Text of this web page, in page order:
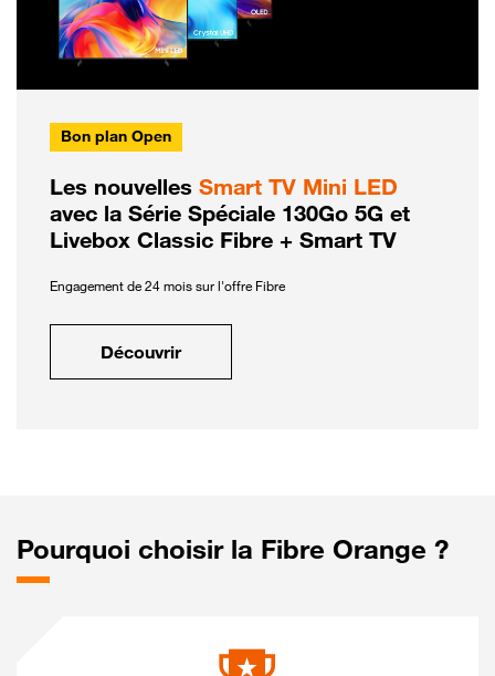
Bon plan Open
Les nouvelles Smart TV Mini LED
avec la Série Spéciale 130Go 5G et
Livebox Classic Fibre + Smart TV
Engagement de 24 mois sur l'offre Fibre
Découvrir
Pourquoi choisir la Fibre Orange ?